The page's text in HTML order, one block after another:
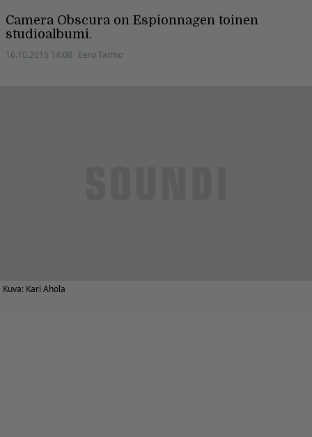
Camera Obscura on Espionnagen toinen
studioalbumi.
16.10.2015 14:08 Eero Tarmo
Kuva: Kari Ahola